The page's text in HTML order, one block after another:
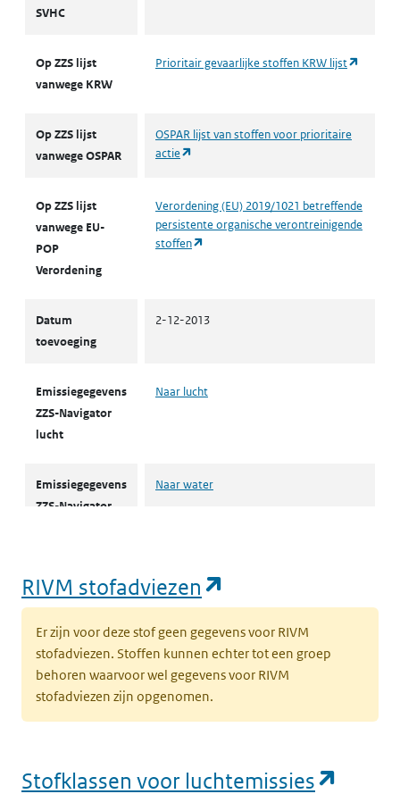
SVHC
Op ZZS lijst
vanwege KRW
Prioritair gevaarlijke stoffen KRW lijst
Op ZZS lijst
vanwege OSPAR
OSPAR lijst van stoffen voor prioritaire
actie
Op ZZS lijst
vanwege EU-
POP
Verordening
Verordening (EU) 2019/1021 betreffende
persistente organische verontreinigende
stoffen
Datum
toevoeging
2-12-2013
Emissiegegevens
ZZS-Navigator
lucht
Naar lucht
Emissiegegevens
ZZS-Navigator
Naar water
RIVM stofadviezen
Er zijn voor deze stof geen gegevens voor RIVM
stofadviezen. Stoffen kunnen echter tot een groep
behoren waarvoor wel gegevens voor RIVM
stofadviezen zijn opgenomen.
Stofklassen voor luchtemissies